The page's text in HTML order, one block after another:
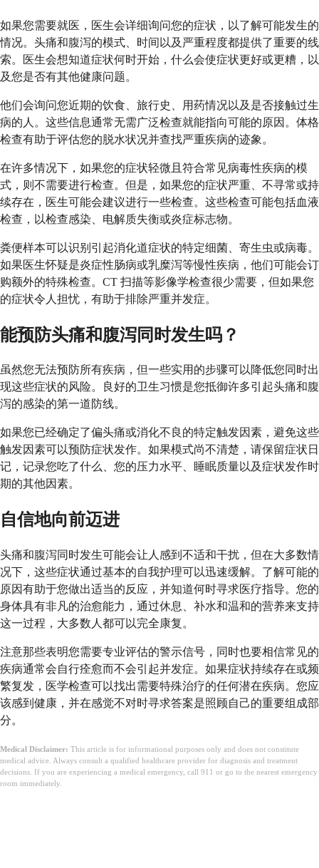
如果您需要就医，医生会详细询问您的症状，以了解可能发生的
情况。头痛和腹泻的模式、时间以及严重程度都提供了重要的线
索。医生会想知道症状何时开始，什么会使症状更好或更糟，以
及您是否有其他健康问题。
他们会询问您近期的饮食、旅行史、用药情况以及是否接触过生
病的人。这些信息通常无需广泛检查就能指向可能的原因。体格
检查有助于评估您的脱水状况并查找严重疾病的迹象。
在许多情况下，如果您的症状轻微且符合常见病毒性疾病的模
式，则不需要进行检查。但是，如果您的症状严重、不寻常或持
续存在，医生可能会建议进行一些检查。这些检查可能包括血液
检查，以检查感染、电解质失衡或炎症标志物。
粪便样本可以识别引起消化道症状的特定细菌、寄生虫或病毒。
如果医生怀疑是炎症性肠病或乳糜泻等慢性疾病，他们可能会订
购额外的特殊检查。CT 扫描等影像学检查很少需要，但如果您
的症状令人担忧，有助于排除严重并发症。
能预防头痛和腹泻同时发生吗？
虽然您无法预防所有疾病，但一些实用的步骤可以降低您同时出
现这些症状的风险。良好的卫生习惯是您抵御许多引起头痛和腹
泻的感染的第一道防线。
如果您已经确定了偏头痛或消化不良的特定触发因素，避免这些
触发因素可以预防症状发作。如果模式尚不清楚，请保留症状日
记，记录您吃了什么、您的压力水平、睡眠质量以及症状发作时
期的其他因素。
自信地向前迈进
头痛和腹泻同时发生可能会让人感到不适和干扰，但在大多数情
况下，这些症状通过基本的自我护理可以迅速缓解。了解可能的
原因有助于您做出适当的反应，并知道何时寻求医疗指导。您的
身体具有非凡的治愈能力，通过休息、补水和温和的营养来支持
这一过程，大多数人都可以完全康复。
注意那些表明您需要专业评估的警示信号，同时也要相信常见的
疾病通常会自行痊愈而不会引起并发症。如果症状持续存在或频
繁复发，医学检查可以找出需要特殊治疗的任何潜在疾病。您应
该感到健康，并在感觉不对时寻求答案是照顾自己的重要组成部
分。
Medical Disclaimer: This article is for informational purposes only and does not constitute
medical advice. Always consult a qualified healthcare provider for diagnosis and treatment
decisions. If you are experiencing a medical emergency, call 911 or go to the nearest emergency
room immediately.